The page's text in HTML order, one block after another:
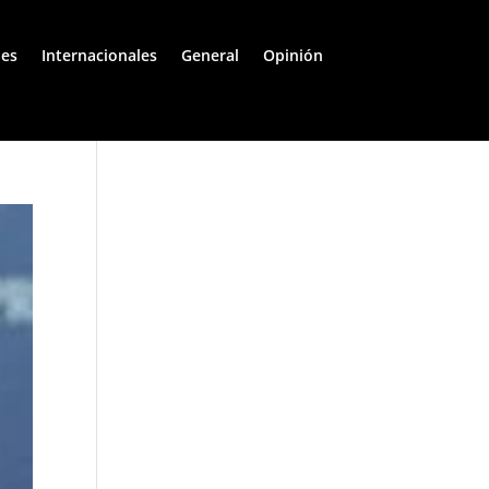
Internacionales General Opinión